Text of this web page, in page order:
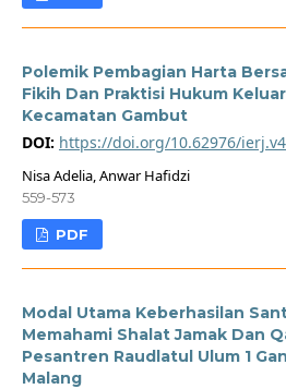
Polemik Pembagian Harta
Fikih Dan Praktisi Hukum
Kecamatan Gambut
DOI: https://doi.org/10.62976/
Nisa Adelia, Anwar Hafidzi
559-573
PDF
Modal Utama Keberhasilan
Memahami Shalat Jamak Dan
Pesantren Raudlatul Ulum 1
Malang